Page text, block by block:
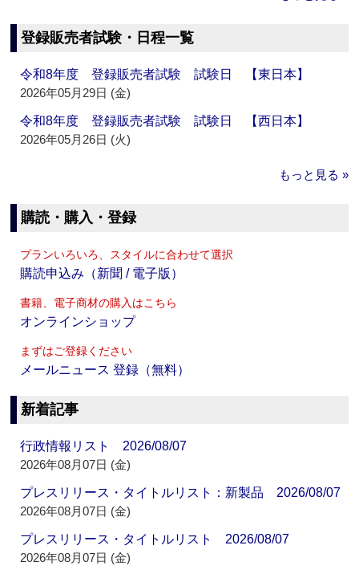
登録販売者試験・日程一覧
令和8年度 登録販売者試験 試験日 【東日本】
2026年05月29日 (金)
令和8年度 登録販売者試験 試験日 【西日本】
2026年05月26日 (火)
もっと見る »
購読・購入・登録
プランいろいろ、スタイルに合わせて選択
購読申込み（新聞 / 電子版）
書籍、電子商材の購入はこちら
オンラインショップ
まずはご登録ください
メールニュース 登録（無料）
新着記事
行政情報リスト 2026/08/07
2026年08月07日 (金)
プレスリリース・タイトルリスト：新製品 2026/08/07
2026年08月07日 (金)
プレスリリース・タイトルリスト 2026/08/07
2026年08月07日 (金)